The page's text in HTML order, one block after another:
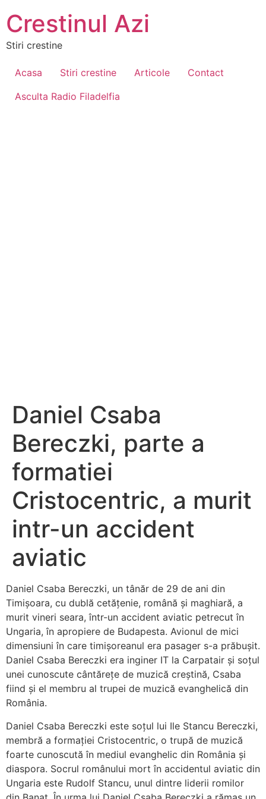
Crestinul Azi
Stiri crestine
Acasa Stiri crestine Articole
Contact
Asculta Radio Filadelfia
Daniel Csaba
Bereczki, parte a
formatiei
Cristocentric, a murit
intr-un accident
aviatic
Daniel Csaba Bereczki, un tânăr de 29 de ani din
Timişoara, cu dublă cetăţenie, română şi maghiară, a
murit vineri seara, într-un accident aviatic petrecut în
Ungaria, în apropiere de Budapesta. Avionul de mici
dimensiuni în care timişoreanul era pasager s-a prăbuşit.
Daniel Csaba Bereczki era inginer IT la Carpatair şi soţul
unei cunoscute cântăreţe de muzică creştină, Csaba
fiind şi el membru al trupei de muzică evanghelică din
România.
Daniel Csaba Bereczki este soţul lui Ile Stancu Bereczki,
membră a formaţiei Cristocentric, o trupă de muzică
foarte cunoscută în mediul evanghelic din România şi
diaspora. Socrul românului mort în accidentul aviatic din
Ungaria este Rudolf Stancu, unul dintre liderii romilor